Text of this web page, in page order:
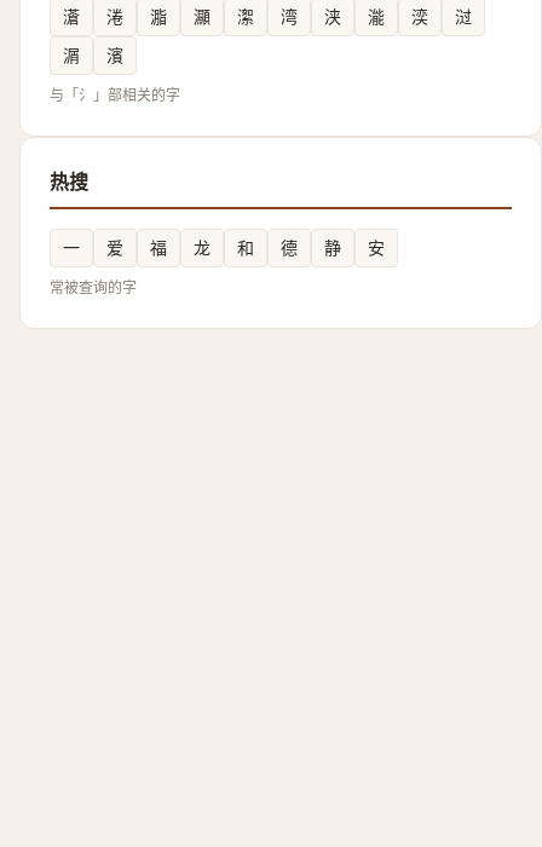
濸 淃 㴯 灦 㵖 湾 浃 㴰 湙
㳡
㴮
濱
与「氵」部相关的字
热搜
一 爱 福 龙 和 德 静 安
常被查询的字